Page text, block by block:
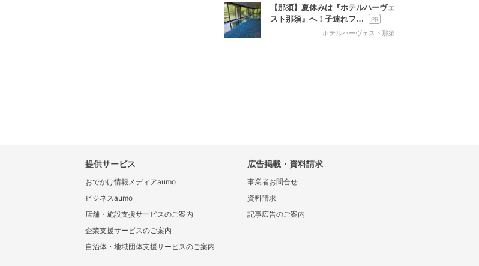
【那須】夏休みは『ホテルハーヴェ
スト那須』へ！子連れフ…
ホテルハーヴェスト那須
提供サービス
おでかけ情報メディアaumo
ビジネスaumo
店舗・施設支援サービスのご案内
企業支援サービスのご案内
自治体・地域団体支援サービスのご案内
広告掲載・資料請求
事業者お問合せ
資料請求
記事広告のご案内